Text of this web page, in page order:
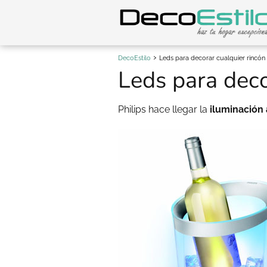
DecoEstilo Leds para decorar cualquier rincón
Leds para
Philips hace llegar la iluminación